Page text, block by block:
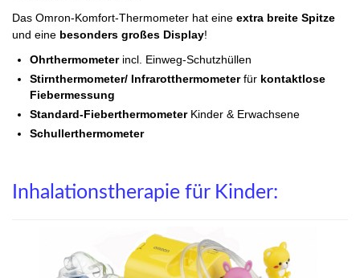
Das Omron-Komfort-Thermometer hat eine extra breite Spitze
und eine besonders großes Display!
Ohrthermometerincl. Einweg-Schutzhüllen
Stirnthermometer/ Infrarotthermometerfür kontaktlose
Fiebermessung
Standard-FieberthermometerKinder & Erwachsene
Schullerthermometer
Inhalationstherapie für Kinder: